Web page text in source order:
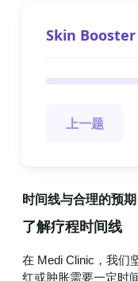
Skin Booster
上一题
时间线与合理的预期
了解疗程时间线
在 Medi Clinic，我们
红或肿胀需要一定时